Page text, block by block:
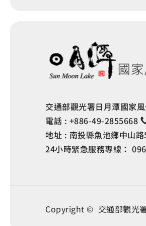
交通部觀光署日月潭國家
電話 : +886-49-2855668
地址 : 南投縣魚池鄉中山
24小時緊急服務專線：
Copyright © 交通部觀光